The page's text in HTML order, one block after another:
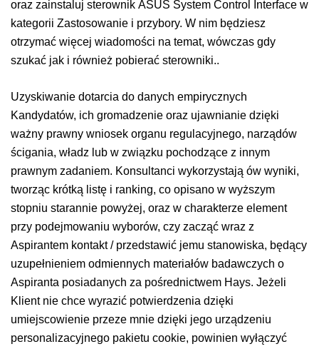
oraz zainstaluj sterownik ASUS System Control Interface w
kategorii Zastosowanie i przybory. W nim będziesz
otrzymać więcej wiadomości na temat, wówczas gdy
szukać jak i również pobierać sterowniki..
Uzyskiwanie dotarcia do danych empirycznych
Kandydatów, ich gromadzenie oraz ujawnianie dzięki
ważny prawny wniosek organu regulacyjnego, narządów
ścigania, władz lub w związku pochodzące z innym
prawnym zadaniem. Konsultanci wykorzystają ów wyniki,
tworząc krótką listę i ranking, co opisano w wyższym
stopniu starannie powyżej, oraz w charakterze element
przy podejmowaniu wyborów, czy zacząć wraz z
Aspirantem kontakt / przedstawić jemu stanowiska, będący
uzupełnieniem odmiennych materiałów badawczych o
Aspiranta posiadanych za pośrednictwem Hays. Jeżeli
Klient nie chce wyrazić potwierdzenia dzięki
umiejscowienie przeze mnie dzięki jego urządzeniu
personalizacyjnego pakietu cookie, powinien wyłączyć